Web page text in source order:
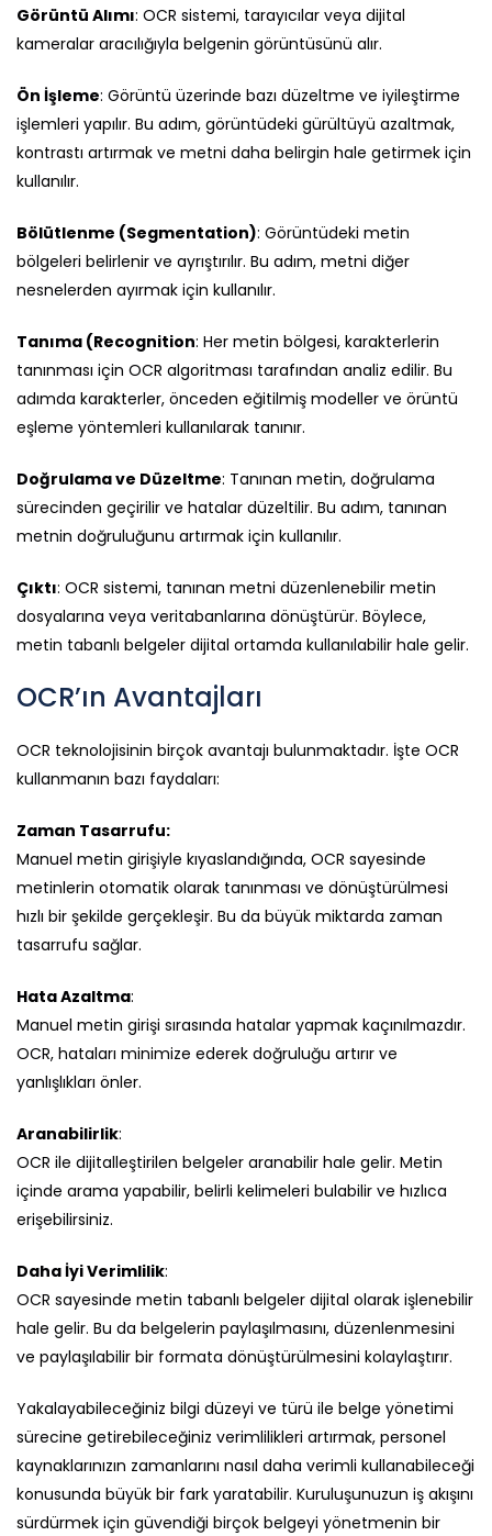
Görüntü Alımı: OCR sistemi, tarayıcılar veya dijital
kameralar aracılığıyla belgenin görüntüsünü alır.
Ön İşleme: Görüntü üzerinde bazı düzeltme ve iyileştirme
işlemleri yapılır. Bu adım, görüntüdeki gürültüyü azaltmak,
kontrastı artırmak ve metni daha belirgin hale getirmek için
kullanılır.
Bölütlenme (Segmentation): Görüntüdeki metin
bölgeleri belirlenir ve ayrıştırılır. Bu adım, metni diğer
nesnelerden ayırmak için kullanılır.
Tanıma (Recognition: Her metin bölgesi, karakterlerin
tanınması için OCR algoritması tarafından analiz edilir. Bu
adımda karakterler, önceden eğitilmiş modeller ve örüntü
eşleme yöntemleri kullanılarak tanınır.
Doğrulama ve Düzeltme: Tanınan metin, doğrulama
sürecinden geçirilir ve hatalar düzeltilir. Bu adım, tanınan
metnin doğruluğunu artırmak için kullanılır.
Çıktı: OCR sistemi, tanınan metni düzenlenebilir metin
dosyalarına veya veritabanlarına dönüştürür. Böylece,
metin tabanlı belgeler dijital ortamda kullanılabilir hale gelir.
OCR’ın Avantajları
OCR teknolojisinin birçok avantajı bulunmaktadır. İşte OCR
kullanmanın bazı faydaları:
Zaman Tasarrufu:
Manuel metin girişiyle kıyaslandığında, OCR sayesinde
metinlerin otomatik olarak tanınması ve dönüştürülmesi
hızlı bir şekilde gerçekleşir. Bu da büyük miktarda zaman
tasarrufu sağlar.
Hata Azaltma:
Manuel metin girişi sırasında hatalar yapmak kaçınılmazdır.
OCR, hataları minimize ederek doğruluğu artırır ve
yanlışlıkları önler.
Aranabilirlik:
OCR ile dijitalleştirilen belgeler aranabilir hale gelir. Metin
içinde arama yapabilir, belirli kelimeleri bulabilir ve hızlıca
erişebilirsiniz.
Daha İyi Verimlilik:
OCR sayesinde metin tabanlı belgeler dijital olarak işlenebilir
hale gelir. Bu da belgelerin paylaşılmasını, düzenlenmesini
ve paylaşılabilir bir formata dönüştürülmesini kolaylaştırır.
Yakalayabileceğiniz bilgi düzeyi ve türü ile belge yönetimi
sürecine getirebileceğiniz verimlilikleri artırmak, personel
kaynaklarınızın zamanlarını nasıl daha verimli kullanabileceği
konusunda büyük bir fark yaratabilir. Kuruluşunuzun iş akışını
sürdürmek için güvendiği birçok belgeyi yönetmenin bir